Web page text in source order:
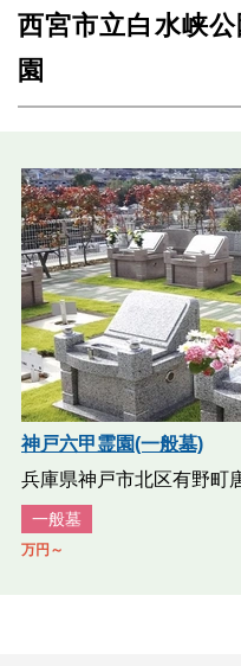
西宮市立白水峡
園
神戸六甲霊園(一般墓)
兵庫県神戸市北区有野町
一般墓
万円～